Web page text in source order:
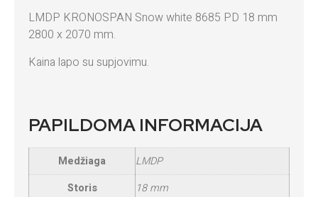
LMDP KRONOSPAN Snow white 8685 PD 18 mm
2800 x 2070 mm.
Kaina lapo su supjovimu.
PAPILDOMA INFORMACIJA
Medžiaga
LMDP
Storis
18 mm